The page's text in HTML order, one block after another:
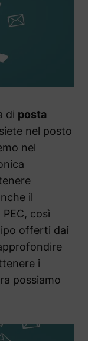
di posta
nel posto
nel
il
così
offerti dai
i
possiamo